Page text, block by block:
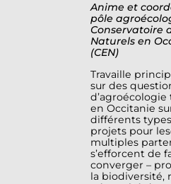
Anime et
pôle
Conservatoire
Naturels en
(CEN)
Travaille
sur des
en Occitanie
différents
projets pour
multiples
s’efforcent de
converger –
la biodiversité,